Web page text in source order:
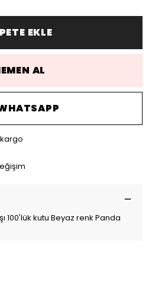
EKLE
AL
100'lük kutu Beyaz renk Panda